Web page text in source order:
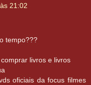
21:02
tempo???
livros e livros
oficiais da focus filmes